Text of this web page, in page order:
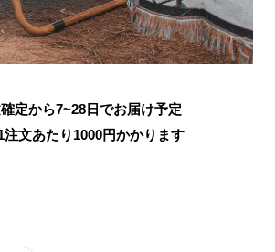
定から7~28日でお届け予定
注文あたり 1000円かかります